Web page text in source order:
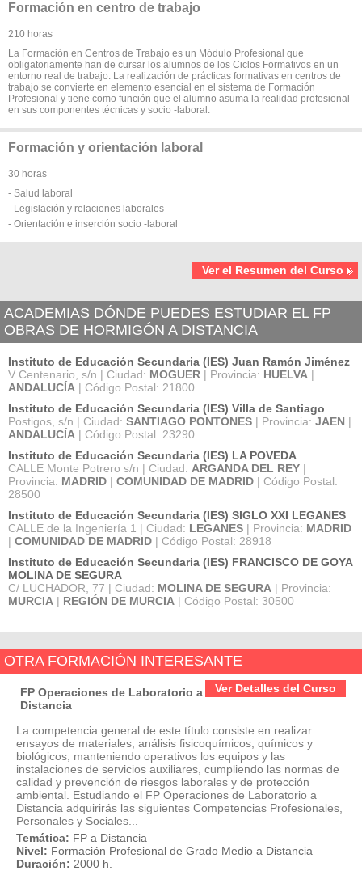
Formación en centro de trabajo
210 horas
La Formación en Centros de Trabajo es un Módulo Profesional que
obligatoriamente han de cursar los alumnos de los Ciclos Formativos en un
entorno real de trabajo. La realización de prácticas formativas en centros de
trabajo se convierte en elemento esencial en el sistema de Formación
Profesional y tiene como función que el alumno asuma la realidad profesional
en sus componentes técnicas y socio -laboral.
Formación y orientación laboral
30 horas
- Salud laboral
- Legislación y relaciones laborales
- Orientación e inserción socio -laboral
Ver el Resumen del Curso
ACADEMIAS DÓNDE PUEDES ESTUDIAR EL FP
OBRAS DE HORMIGÓN A DISTANCIA
Instituto de Educación Secundaria (IES) Juan Ramón Jiménez
V Centenario, s/n | Ciudad: MOGUER | Provincia: HUELVA |
ANDALUCÍA | Código Postal: 21800
Instituto de Educación Secundaria (IES) Villa de Santiago
Postigos, s/n | Ciudad: SANTIAGO PONTONES | Provincia: JAEN |
ANDALUCÍA | Código Postal: 23290
Instituto de Educación Secundaria (IES) LA POVEDA
CALLE Monte Potrero s/n | Ciudad: ARGANDA DEL REY |
Provincia: MADRID | COMUNIDAD DE MADRID | Código Postal:
28500
Instituto de Educación Secundaria (IES) SIGLO XXI LEGANES
CALLE de la Ingeniería 1 | Ciudad: LEGANES | Provincia: MADRID
| COMUNIDAD DE MADRID | Código Postal: 28918
Instituto de Educación Secundaria (IES) FRANCISCO DE GOYA
MOLINA DE SEGURA
C/ LUCHADOR, 77 | Ciudad: MOLINA DE SEGURA | Provincia:
MURCIA | REGIÓN DE MURCIA | Código Postal: 30500
OTRA FORMACIÓN INTERESANTE
Ver Detalles del Curso
FP Operaciones de Laboratorio a
Distancia
La competencia general de este título consiste en realizar
ensayos de materiales, análisis fisicoquímicos, químicos y
biológicos, manteniendo operativos los equipos y las
instalaciones de servicios auxiliares, cumpliendo las normas de
calidad y prevención de riesgos laborales y de protección
ambiental. Estudiando el FP Operaciones de Laboratorio a
Distancia adquirirás las siguientes Competencias Profesionales,
Personales y Sociales...
Temática: FP a Distancia
Nivel: Formación Profesional de Grado Medio a Distancia
Duración: 2000 h.